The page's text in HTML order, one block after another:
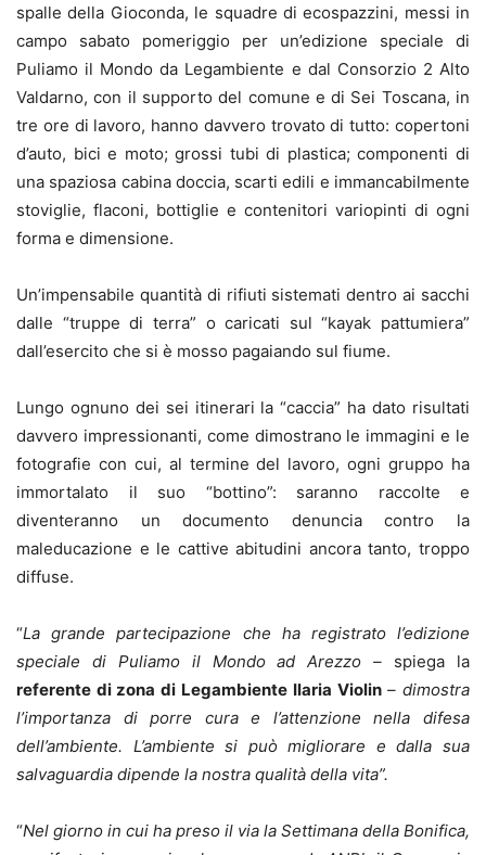
spalle della Gioconda, le squadre di ecospazzini, messi in
campo sabato pomeriggio per un’edizione speciale di
Puliamo il Mondo da Legambiente e dal Consorzio 2 Alto
Valdarno, con il supporto del comune e di Sei Toscana, in
tre ore di lavoro, hanno davvero trovato di tutto: copertoni
d’auto, bici e moto; grossi tubi di plastica; componenti di
una spaziosa cabina doccia, scarti edili e immancabilmente
stoviglie, flaconi, bottiglie e contenitori variopinti di ogni
forma e dimensione.
Un’impensabile quantità di rifiuti sistemati dentro ai sacchi
dalle “truppe di terra” o caricati sul “kayak pattumiera”
dall’esercito che si è mosso pagaiando sul fiume.
Lungo ognuno dei sei itinerari la “caccia” ha dato risultati
davvero impressionanti, come dimostrano le immagini e le
fotografie con cui, al termine del lavoro, ogni gruppo ha
immortalato il suo “bottino”: saranno raccolte e
diventeranno un documento denuncia contro la
maleducazione e le cattive abitudini ancora tanto, troppo
diffuse.
“La grande partecipazione che ha registrato l’edizione
speciale di Puliamo il Mondo ad Arezzo – spiega la
referente di zona di Legambiente Ilaria Violin – dimostra
l’importanza di porre cura e l’attenzione nella difesa
dell’ambiente. L’ambiente si può migliorare e dalla sua
salvaguardia dipende la nostra qualità della vita”.
“Nel giorno in cui ha preso il via la Settimana della Bonifica,